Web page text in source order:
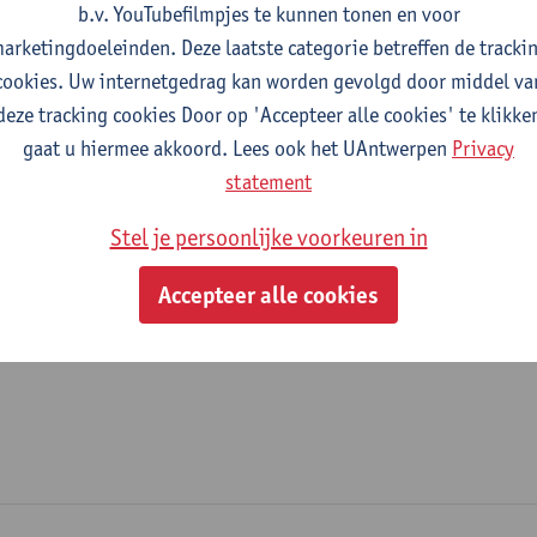
Revalidatiewetenschappen en Kinesitherapie
Statuut & functies
Bijzonder academisch personeel
b.v. YouTubefilmpjes te kunnen tonen en voor
Deze laatste categorie betreffen de
Uw internetgedrag kan worden gevolgd door middel
tracking cookies Door op 'Accepteer alle cookies' te
gaat u hiermee akkoord. Lees ook het UAntwerpen Privacy
statement
Stel je persoonlijke voorkeuren in
Accepteer alle cookies